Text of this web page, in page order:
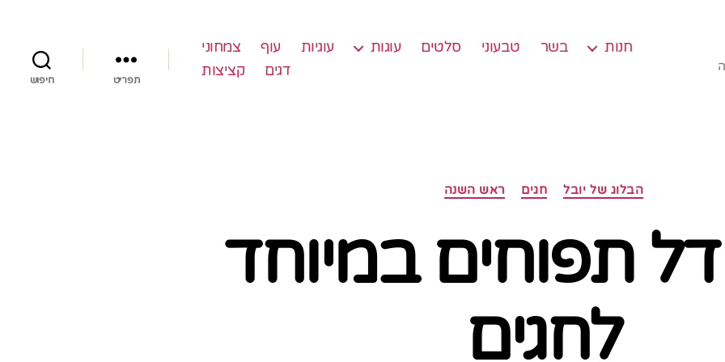
חנות בשר טבעוני סלטים עוגות עוגיות עוף
צמחוני
דגים
קציצות
תפריט חיפוש
קטגוריות הבלוג של יובל חגים ראש השנה
תפוחים במיוחד
לחגים